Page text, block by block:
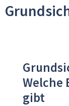
Welche
gibt